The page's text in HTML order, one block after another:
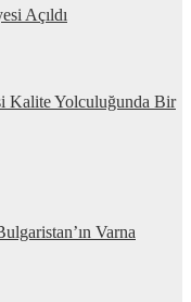
Açıldı
Kalite Yolculuğunda Bir
Varna